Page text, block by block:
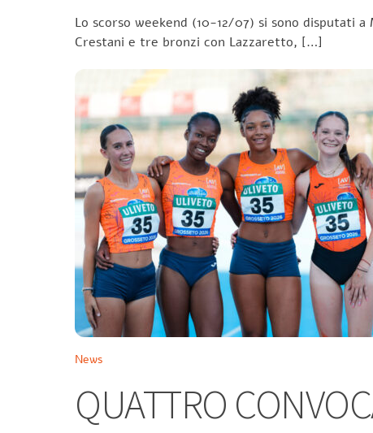
Lo scorso weekend (10-12/07) si sono disputati
Crestani e tre bronzi con Lazzaretto, […]
News
QUATTRO